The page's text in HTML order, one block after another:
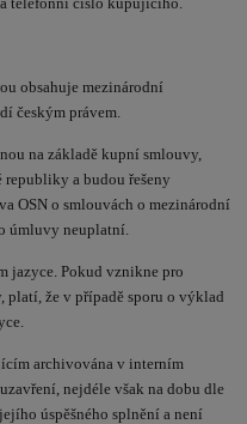
obsahuje mezinárodní
českým právem.
na základě kupní smlouvy,
republiky a budou řešeny
OSN o smlouvách o mezinárodní
úmluvy neuplatní.
jazyce. Pokud vznikne pro
že v případě sporu o výklad
archivována v interním
nejdéle však na dobu dle
úspěšného splnění a není